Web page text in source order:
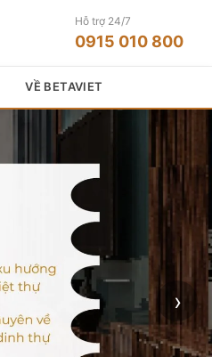
Hỗ trợ 24/7
0915 010 800
VỀ BETAVIET
›